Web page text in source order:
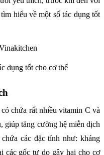
hiểu về một số tác dụng tốt
dụng tốt cho cơ thể
chứa rất nhiều vitamin C và
giúp tăng cường hệ miễn dịch
các đặc tính như: kháng
các gốc tự do gây hại cho cơ